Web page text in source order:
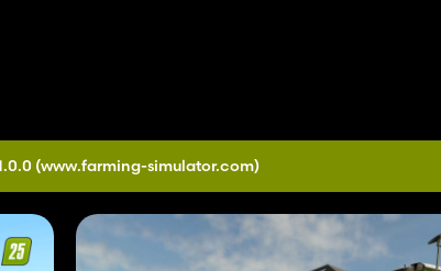
(www.farming-simulator.com)